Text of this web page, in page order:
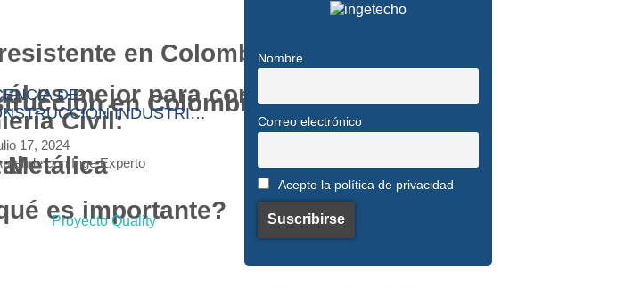
es mejor para construir tu bodega
en Colombia
en Colombia
Civil:
Metálica
es importante?
DE
INDUSTRIAL
COLOMBIA
17, 2024
con Inge Experto
Nombre
Correo electrónico
Acepto la política de privacidad